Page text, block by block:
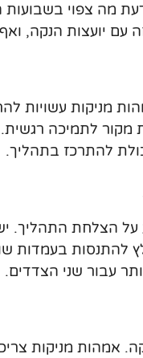
מה צפוי בשבועות
עם יועצות הנקה,
מניקות עשויות
לתמיכה רגשית.
להתרכז בתהליך.
על הצלחת התהליך.
להתנסות בעמדות
עבור שני הצדדים.
אמהות מניקות